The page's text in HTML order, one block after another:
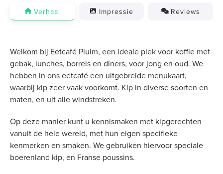
Verhaal Impressie Reviews
Welkom bij Eetcafé Pluim, een ideale plek voor koffie met
gebak, lunches, borrels en diners, voor jong en oud. We
hebben in ons eetcafé een uitgebreide menukaart,
waarbij kip zeer vaak voorkomt. Kip in diverse soorten en
maten, en uit alle windstreken.
Op deze manier kunt u kennismaken met kipgerechten
vanuit de hele wereld, met hun eigen specifieke
kenmerken en smaken. We gebruiken hiervoor speciale
boerenland kip, en Franse poussins.